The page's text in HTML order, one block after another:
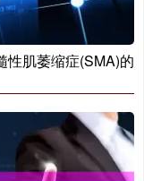
性肌萎缩症(SMA)的